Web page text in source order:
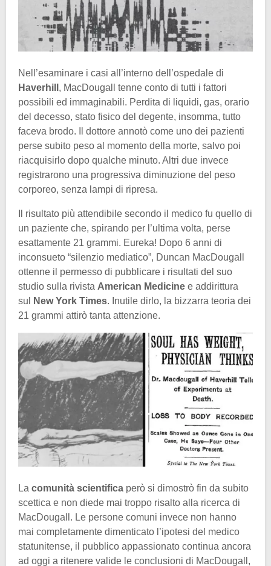
Nell’esaminare i casi all’interno dell’ospedale di
Haverhill , MacDougall tenne conto di tutti i fattori
possibili ed immaginabili. Perdita di liquidi, gas, orario
del decesso, stato fisico del degente, insomma, tutto
faceva brodo. Il dottore annotò come uno dei pazienti
perse subito peso al momento della morte, salvo poi
riacquisirlo dopo qualche minuto. Altri due invece
registrarono una progressiva diminuzione del peso
corporeo, senza lampi di ripresa.
Il risultato più attendibile secondo il medico fu quello di
un paziente che, spirando per l’ultima volta, perse
esattamente 21 grammi. Eureka! Dopo 6 anni di
inconsueto “silenzio mediatico”, Duncan MacDougall
ottenne il permesso di pubblicare i risultati del suo
studio sulla rivista American Medicine e addirittura
sul
New York Times. Inutile dirlo, la bizzarra teoria dei
21 grammi attirò tanta attenzione.
La comunità scientifica però si dimostrò fin da subito
scettica e non diede mai troppo risalto alla ricerca di
MacDougall. Le persone comuni invece non hanno
mai completamente dimenticato l’ipotesi del medico
statunitense, il pubblico appassionato continua ancora
ad oggi a ritenere valide le conclusioni di MacDougall,